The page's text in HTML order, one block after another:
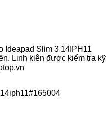
Ideapad Slim 3 14IPH11
Linh kiện được kiểm tra kỹ